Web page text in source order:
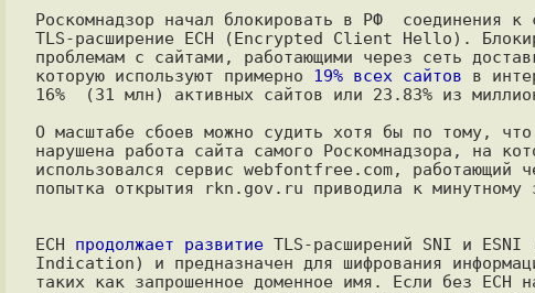
Роскомнадзор начал блокировать в РФ  соединения к
TLS-расширение ECH (Encrypted Client Hello).
проблемам с сайтами, работающими через сеть
которую используют примерно 19% всех сайтов в
16%  (31 млн) активных сайтов или 23.83% из
О масштабе сбоев можно судить хотя бы по тому, что
нарушена работа сайта самого Роскомнадзора, на
использовался сервис webfontfree.com, работающий
попытка открытия rkn.gov.ru приводила к минутному
ECH продолжает развитие TLS-расширений SNI и ESNI
Indication) и предназначен для шифрования
таких как запрошенное доменное имя. Если без ECH